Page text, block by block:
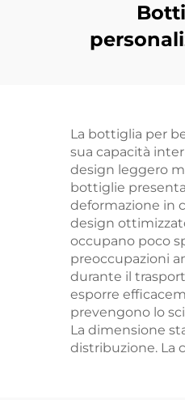
vodka,
La bottiglia per
sua capacità
design leggero
bottiglie
deformazione in
design
occupano poco
preoccupazioni
durante il
esporre
prevengono lo
La dimensione
distribuzione. La